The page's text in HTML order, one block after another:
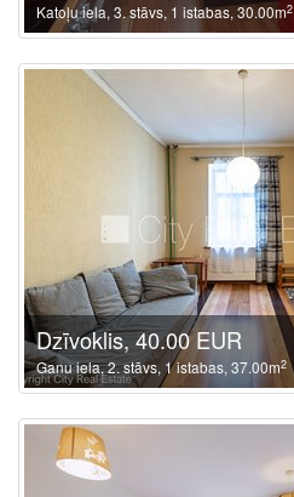
Katoļu iela, 3. stāvs, 1 istabas, 30.00m2
Dzīvoklis, 40.00 EUR
Ganu iela, 2. stāvs, 1 istabas, 37.00m2